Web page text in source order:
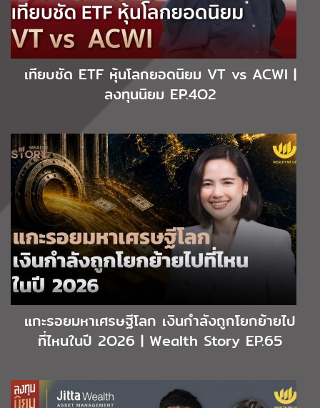
เทียบชัด ETF หุ้นโลกยอดนิยม VT vs ACWI |
ลงทุนนิยม EP.4O2
แกะรอยมหาเศรษฐีโลก เงินกำลังถูกโยกย้ายไป
ที่ไหนในปี 2O26 | Wealth Story EP.65